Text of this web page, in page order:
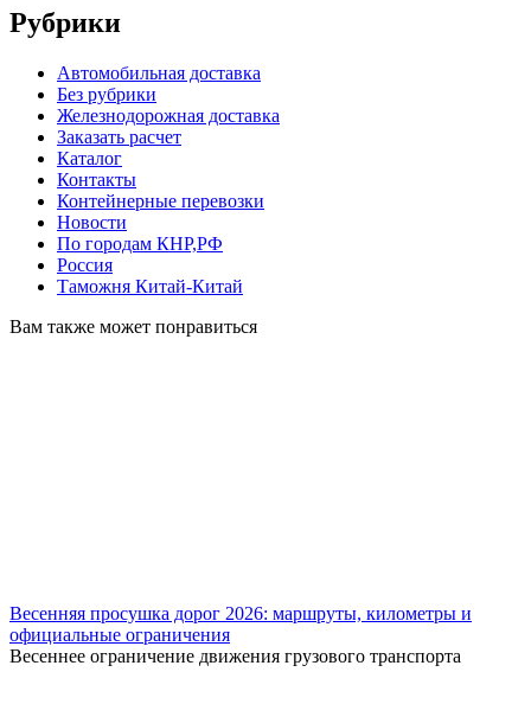
Рубрики
Автомобильная доставка
Без рубрики
Железнодорожная доставка
Заказать расчет
Каталог
Контакты
Контейнерные перевозки
Новости
По городам КНР,РФ
Россия
Таможня Китай-Китай
Вам также может понравиться
Весенняя просушка дорог 2026: маршруты, километры и
официальные ограничения
Весеннее ограничение движения грузового транспорта